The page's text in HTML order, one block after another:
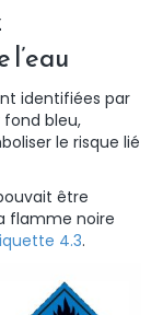
identifiées par
fond bleu,
le risque lié
être
flamme noire
4.3.